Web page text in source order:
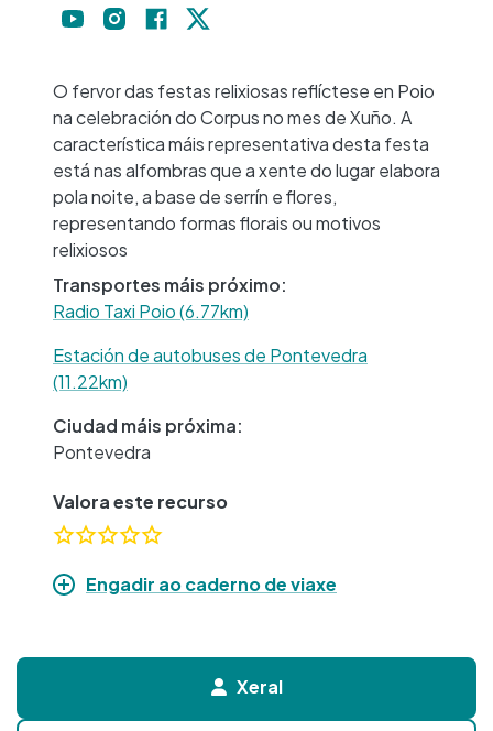
O fervor das festas relixiosas reflíctese en Poio
na celebración do Corpus no mes de Xuño. A
característica máis representativa desta festa
está nas alfombras que a xente do lugar elabora
pola noite, a base de serrín e flores,
representando formas florais ou motivos
relixiosos
Transportes máis próximo:
Radio Taxi Poio (6.77km)
Estación de autobuses de Pontevedra
(11.22km)
Ciudad máis próxima:
Pontevedra
Valora este recurso
Engadir ao caderno de viaxe
Xeral